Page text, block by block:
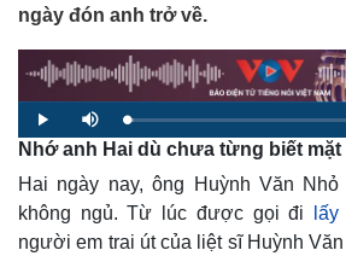
ngày đón anh trở về.
P
l
a
M
u
t
L
o
a
d
d
:
2
.
1
Nhớ anh Hai dù chưa từng biết mặt
Hai ngày nay, ông Huỳnh Văn
không ngủ. Từ lúc được gọi đi
người em trai út của liệt sĩ Huỳnh